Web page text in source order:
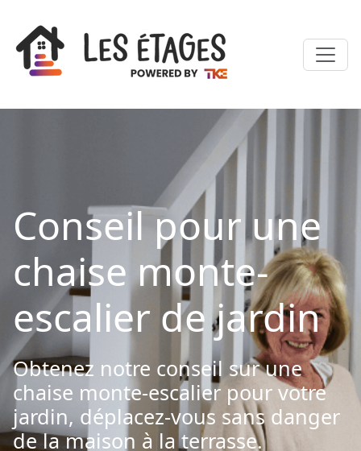
Conseil pour une
chaise monte-
escalier de jardin
Obtenez notre conseil sur une
chaise monte-escalier pour votre
jardin, déplacez-vous sans danger
de la maison à la terrasse.